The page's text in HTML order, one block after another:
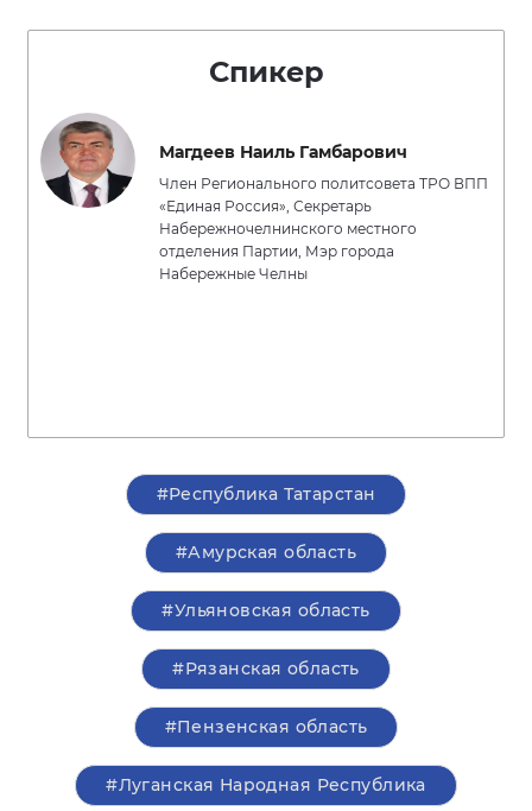
Спикер
Магдеев Наиль Гамбарович
Член Регионального политсовета ТРО ВПП
«Единая Россия», Секретарь
Набережночелнинского местного
отделения Партии, Мэр города
Набережные Челны
#Республика Татарстан
#Амурская область
#Ульяновская область
#Рязанская область
#Пензенская область
#Луганская Народная Республика